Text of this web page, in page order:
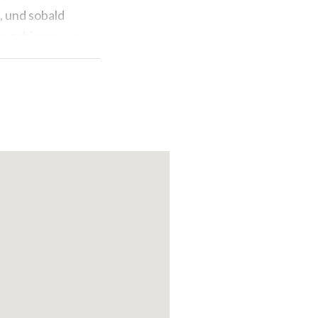
und sobald
auch von
Piazzi